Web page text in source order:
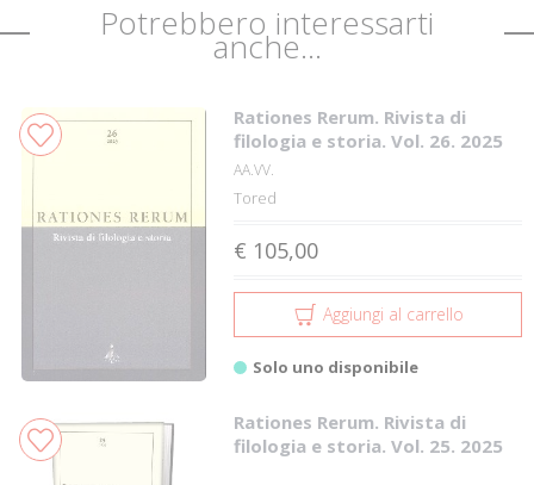
Potrebbero interessarti
anche...
Rationes Rerum. Rivista di
filologia e storia. Vol. 26. 2025
AA.VV.
Tored
€ 105,00
Aggiungi al carrello
Solo uno disponibile
Rationes Rerum. Rivista di
filologia e storia. Vol. 25. 2025